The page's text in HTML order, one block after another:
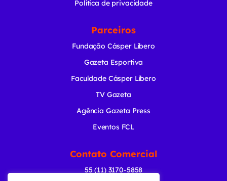
Política de privacidade
Parceiros
Fundação Cásper Líbero
Gazeta Esportiva
Faculdade Cásper Líbero
TV Gazeta
Agência Gazeta Press
Eventos FCL
Contato Comercial
55 (11) 3170-5858